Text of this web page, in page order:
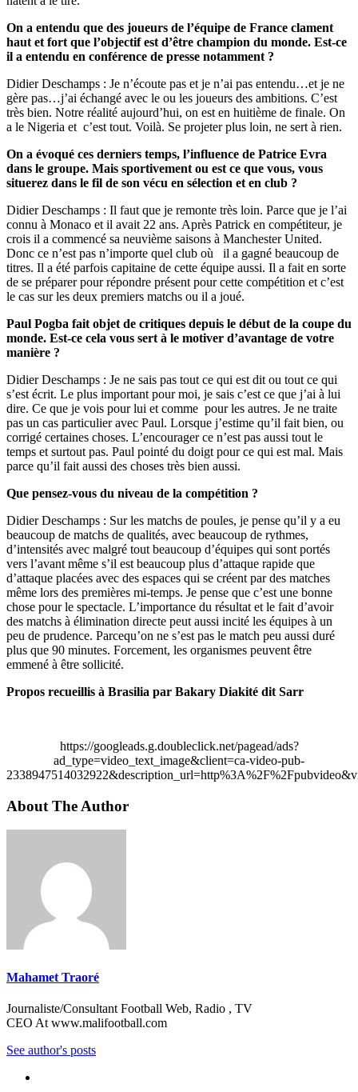
On a entendu que des joueurs de l’équipe de France clament
haut et fort que l’objectif est d’être champion du monde. Est-ce
il a entendu en conférence de presse notamment ?
Didier Deschamps : Je n’écoute pas et je n’ai pas entendu…et je ne
gère pas…j’ai échangé avec le ou les joueurs des ambitions. C’est
très bien. Notre réalité aujourd’hui, on est en huitième de finale. On
a le Nigeria et c’est tout. Voilà. Se projeter plus loin, ne sert à rien.
On a évoqué ces derniers temps, l’influence de Patrice Evra
dans le groupe. Mais sportivement ou est ce que vous, vous
situerez dans le fil de son vécu en sélection et en club ?
Didier Deschamps : Il faut que je remonte très loin. Parce que je l’ai
connu à Monaco et il avait 22 ans. Après Patrick en compétiteur, je
crois il a commencé sa neuvième saisons à Manchester United.
Donc ce n’est pas n’importe quel club où il a gagné beaucoup de
titres. Il a été parfois capitaine de cette équipe aussi. Il a fait en sorte
de se préparer pour répondre présent pour cette compétition et c’est
le cas sur les deux premiers matchs ou il a joué.
Paul Pogba fait objet de critiques depuis le début de la coupe du
monde. Est-ce cela vous sert à le motiver d’avantage de votre
manière ?
Didier Deschamps : Je ne sais pas tout ce qui est dit ou tout ce qui
s’est écrit. Le plus important pour moi, je sais c’est ce que j’ai à lui
dire. Ce que je vois pour lui et comme pour les autres. Je ne traite
pas un cas particulier avec Paul. Lorsque j’estime qu’il fait bien, ou
corrigé certaines choses. L’encourager ce n’est pas aussi tout le
temps et surtout pas. Paul pointé du doigt pour ce qui est mal. Mais
parce qu’il fait aussi des choses très bien aussi.
Que pensez-vous du niveau de la compétition ?
Didier Deschamps : Sur les matchs de poules, je pense qu’il y a eu
beaucoup de matchs de qualités, avec beaucoup de rythmes,
d’intensités avec malgré tout beaucoup d’équipes qui sont portés
vers l’avant même s’il est beaucoup plus d’attaque rapide que
d’attaque placées avec des espaces qui se créent par des matches
même lors des premières mi-temps. Je pense que c’est une bonne
chose pour le spectacle. L’importance du résultat et le fait d’avoir
des matchs à élimination directe peut aussi incité les équipes à un
peu de prudence. Parcequ’on ne s’est pas le match peu aussi duré
plus que 90 minutes. Forcement, les organismes peuvent être
emmené à être sollicité.
Propos recueillis à Brasilia par Bakary Diakité dit Sarr
https://googleads.g.doubleclick.net/pagead/ads?
ad_type=video_text_image&client=ca-video-pub-
About The Author
Mahamet Traoré
Journaliste/Consultant Football Web, Radio , TV
CEO At www.malifootball.com
See author's posts